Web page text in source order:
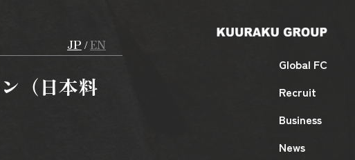
Global FC
Recruit
Business
News
JP / EN
（日本料